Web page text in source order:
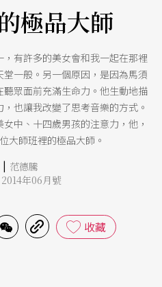
極品大師
有許多的美女會和我一起在那裡
一般。另一個原因，是因為馬須
眾面前充滿生命力。他生動地描
也讓我改變了思考音樂的方式。
中、十四歲男孩的注意力，他，
大師班裡的極品大師。
| 范德騰
年06月號
收藏